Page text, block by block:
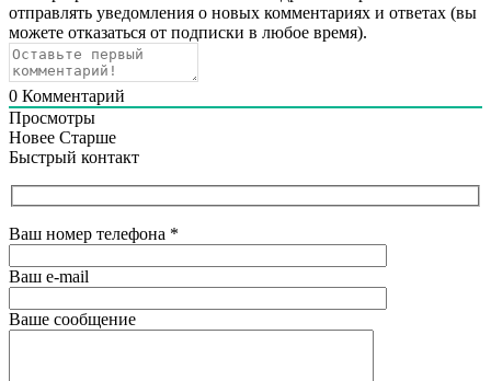
отправлять уведомления о новых комментариях и ответах (вы
можете отказаться от подписки в любое время).
0 Комментарий
Просмотры
Новее Старше
Быстрый контакт
Ваш номер телефона *
Ваш e-mail
Ваше сообщение